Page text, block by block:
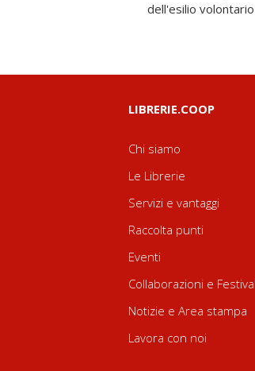
dell'esilio
LIBRERIE.COOP
Chi siamo
Le Librerie
Servizi e vantaggi
Raccolta punti
Eventi
Collaborazioni e Festival
Notizie e Area stampa
Lavora con noi